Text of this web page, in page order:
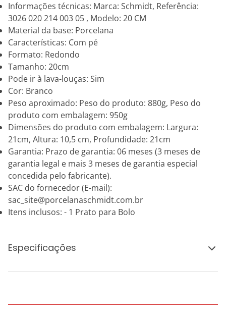
Informações técnicas: Marca: Schmidt, Referência:
3026 020 214 003 05 , Modelo: 20 CM
Material da base: Porcelana
Características: Com pé
Formato: Redondo
Tamanho: 20cm
Pode ir à lava-louças: Sim
Cor: Branco
Peso aproximado: Peso do produto: 880g, Peso do
produto com embalagem: 950g
Dimensões do produto com embalagem: Largura:
21cm, Altura: 10,5 cm, Profundidade: 21cm
Garantia: Prazo de garantia: 06 meses (3 meses de
garantia legal e mais 3 meses de garantia especial
concedida pelo fabricante).
SAC do fornecedor (E-mail):
sac_site@porcelanaschmidt.com.br
Itens inclusos: - 1 Prato para Bolo
Especificações